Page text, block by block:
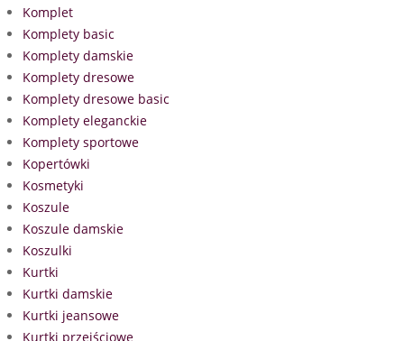
Komplet
Komplety basic
Komplety damskie
Komplety dresowe
Komplety dresowe basic
Komplety eleganckie
Komplety sportowe
Kopertówki
Kosmetyki
Koszule
Koszule damskie
Koszulki
Kurtki
Kurtki damskie
Kurtki jeansowe
Kurtki przejściowe